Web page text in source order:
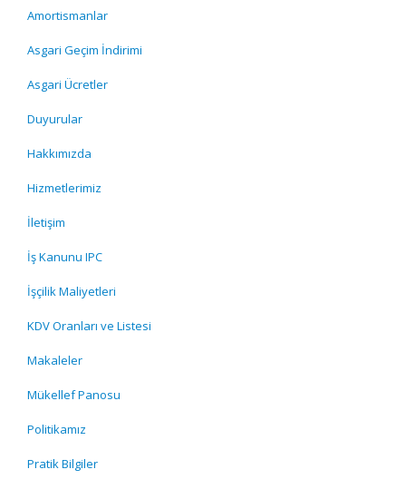
Amortismanlar
Asgari Geçim İndirimi
Asgari Ücretler
Duyurular
Hakkımızda
Hizmetlerimiz
İletişim
İş Kanunu IPC
İşçilik Maliyetleri
KDV Oranları ve Listesi
Makaleler
Mükellef Panosu
Politikamız
Pratik Bilgiler